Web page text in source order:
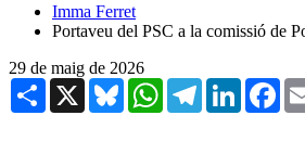
Imma Ferret
Portaveu del PSC a la comissió de
29 de maig de 2026
Share X BlueskyWhatsAppTelegramLinkedIn